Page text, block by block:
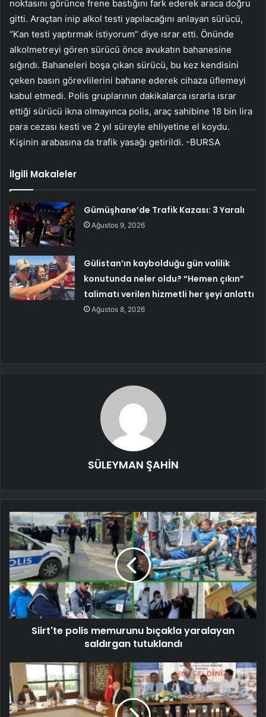
noktasını görünce frene bastığını fark ederek araca doğru
gitti. Araçtan inip alkol testi yapılacağını anlayan sürücü,
“Kan testi yaptırmak istiyorum” diye ısrar etti. Önünde
alkolmetreyi gören sürücü önce avukatın bahanesine
sığındı. Bahaneleri boşa çıkan sürücü, bu kez kendisini
çeken basın görevlilerini bahane ederek cihaza üflemeyi
kabul etmedi. Polis gruplarının dakikalarca ısrarla ısrar
ettiği sürücü ikna olmayınca polis, araç sahibine 18 bin lira
para cezası kesti ve 2 yıl süreyle ehliyetine el koydu.
Kişinin arabasına da trafik yasağı getirildi. -BURSA
İlgili Makaleler
Gümüşhane’de Trafik Kazası: 3 Yaralı
Ağustos 9, 2026
Gülistan’ın kaybolduğu gün valilik
konutunda neler oldu? “Hemen çıkın”
talimatı verilen hizmetli her şeyi anlattı
Ağustos 8, 2026
SÜLEYMAN ŞAHİN
Siirt'te polis memurunu bıçakla yaralayan
saldırgan tutuklandı